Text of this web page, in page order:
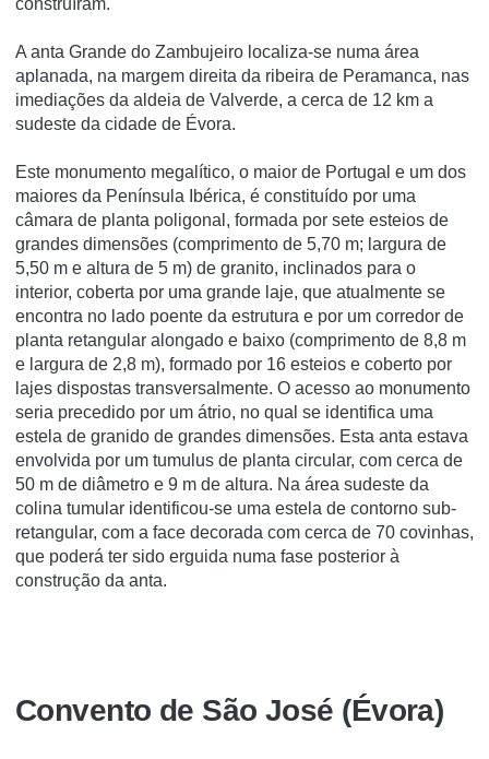
construí­ram.
A anta Grande do Zambujeiro localiza-se numa área
aplanada, na margem direita da ribeira de Peramanca, nas
imediações da aldeia de Valverde, a cerca de 12 km a
sudeste da cidade de Évora.
Este monumento megalítico, o maior de Portugal e um dos
maiores da Península Ibérica, é constituído por uma
câmara de planta poligonal, formada por sete esteios de
grandes dimensões (comprimento de 5,70 m; largura de
5,50 m e altura de 5 m) de granito, inclinados para o
interior, coberta por uma grande laje, que atualmente se
encontra no lado poente da estrutura e por um corredor de
planta retangular alongado e baixo (comprimento de 8,8 m
e largura de 2,8 m), formado por 16 esteios e coberto por
lajes dispostas transversalmente. O acesso ao monumento
seria precedido por um átrio, no qual se identifica uma
estela de granido de grandes dimensões. Esta anta estava
envolvida por um tumulus de planta circular, com cerca de
50 m de diâmetro e 9 m de altura. Na área sudeste da
colina tumular identificou-se uma estela de contorno sub-
retangular, com a face decorada com cerca de 70 covinhas,
que poderá ter sido erguida numa fase posterior à
construção da anta.
Convento de São José (Évora)